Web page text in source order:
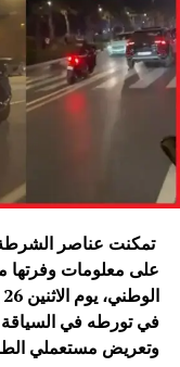
تمكنت عناصر الشرطة
على معلومات وفرتها
في تورطه في السياقة
وتعريض مستعملي